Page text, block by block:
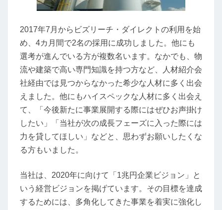
2017年7月からビズリーチ・ダイレクトの利用を始
め、4カ月間で2名の採用に成功しました。他にも
選考が進んでいる方が複数名います。なかでも、物
流や建築で高い専門知識を持つ方など、人材紹介会
社経由では見つからなかった希少な人材に多く出会
えました。他にもハイスペックな人材に多く出会え
て、「今後新たに事業展開する際にはぜひお声掛け
したい」「当社が次の成長フェーズに入った際には
力を貸してほしい」などと、思わずお願いしたくな
る方もいました。
当社は、2020年に向けて「1兆円企業ビジョン」と
いう経営ビジョンを掲げています。その目標を達成
するためには、多角化してきた事業を着実に強化し